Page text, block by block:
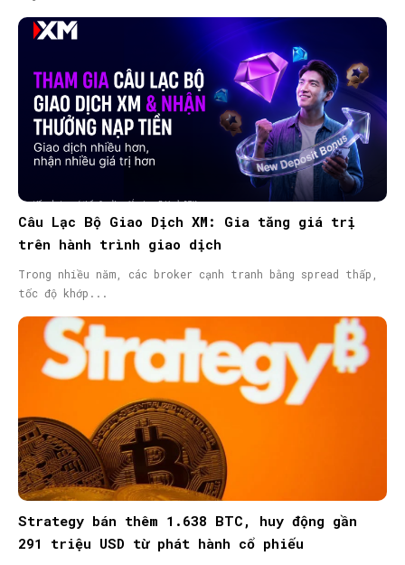
Câu Lạc Bộ Giao Dịch XM: Gia tăng giá trị
trên hành trình giao dịch
Trong nhiều năm, các broker cạnh tranh bằng spread thấp,
tốc độ khớp...
Strategy bán thêm 1.638 BTC, huy động gần
291 triệu USD từ phát hành cổ phiếu